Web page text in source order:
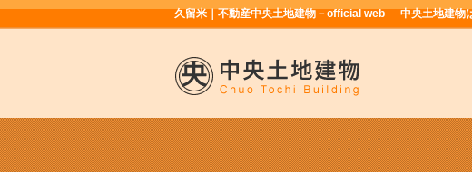
久留米｜不動産中央土地建物－official web 中央土地建物